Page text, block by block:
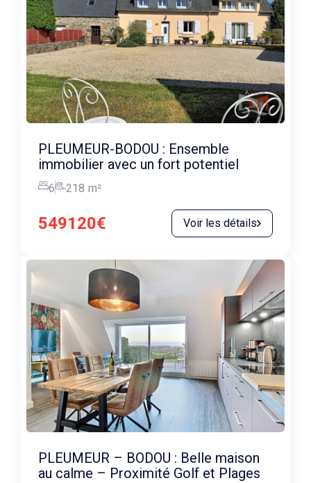
PLEUMEUR-BODOU : Ensemble
immobilier avec un fort potentiel
6 218 m²
549120€ Voir les détails
PLEUMEUR – BODOU : Belle maison
au calme – Proximité Golf et Plages